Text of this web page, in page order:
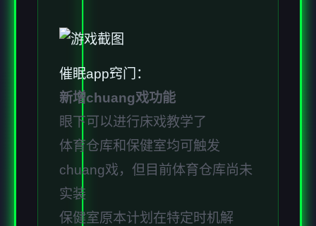
催眠app窍门：
新增chuang戏功能
眼下可以进行床戏教学了
体育仓库和保健室均可触发
chuang戏，但目前体育仓库尚未
实装
保健室原本计划在特定时机解